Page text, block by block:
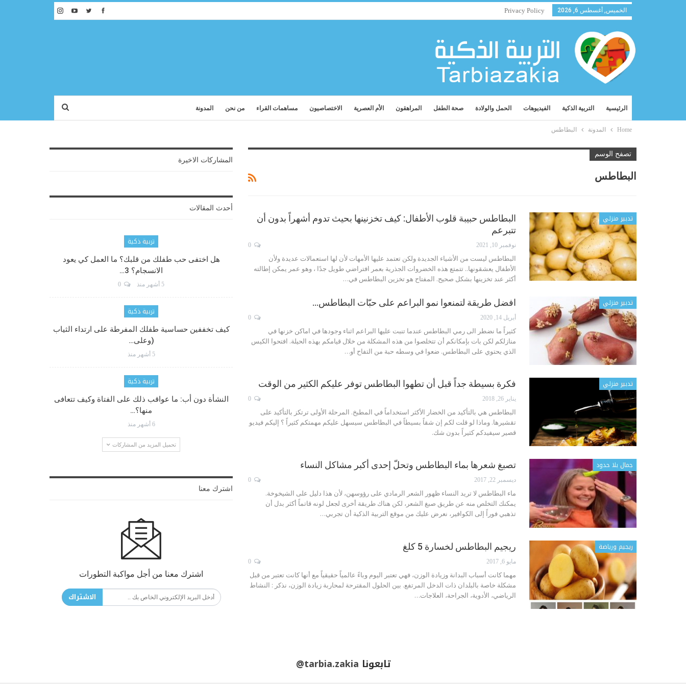
الخميس, أغسطس 6, 2026 Privacy Policy
الرئيسية التربية الذكية الفيديوهات الحمل والولادة صحة الطفل المراهقون الأم العصرية الاختصاصيون مساهمات القراء من نحن المدونة
Home المدونة البطاطس
تصفح الوسم
البطاطس
تدبير منزلي
البطاطس حبيبة قلوب الأطفال: كيف تخزنينها بحيث تدوم أشهراً بدون أن
تتبرعم
نوفمبر 10, 2021
البطاطس ليست من الأشياء الجديدة ولكن تعتمد عليها الأمهات لأن لها استعمالات عديدة ولأن
الأطفال يعشقونها.. تتمتع هذه الخضروات الجذرية بعمر افتراضي طويل جدًا ، وهو عمر يمكن إطالته
أكثر عند تخزينها بشكل صحيح. المفتاح هو تخزين البطاطس في…
تدبير منزلي افضل طريقة لتمنعوا نمو البراعم على حبّات البطاطس…
أبريل 14, 2020
كثيراً ما نضطر الى رمي البطاطس عندما تنبت عليها البراعم اثناء وجودها في اماكن خزنها في
منازلكم لكن بات بإمكانكم أن تتخلصوا من هذه المشكلة من خلال قيامكم بهذه الحيلة. افتحوا الكيس
الذي يحتوي على البطاطس. ضعوا في وسطه حبة من التفاح أو…
تدبير منزلي فكرة بسيطة جداً قبل أن تطهوا البطاطس توفر عليكم الكثير من الوقت
يناير 26, 2018
البطاطس هي بالتأكيد من الخضار الأكثر استخداماً في المطبخ. المرحلة الأولى ترتكز بالتأكيد على
تقشيرها. وماذا لو قلت لكم إن شقاً بسيطاً في البطاطس سيسهل عليكم مهمتكم كثيراً ؟ إليكم فيديو
قصير سيفيدكم كثيراً بدون شك.
جمال بلا حدود تصبغ شعرها بماء البطاطس وتحلّ إحدى أكبر مشاكل النساء
ديسمبر 22, 2017
ماء البطاطس لا تريد النساء ظهور الشعر الرمادي على رؤوسهن، لأن هذا دليل على الشيخوخة.
يمكنك التخلص منه عن طريق صبغ الشعر، لكن هناك طريقة أخرى لجعل لونه قاتماً أكثر بدل أن
تذهبي فوراً إلى الكوافير، نعرض عليك من موقع التربية الذكية أن تجربي…
ريجيم ورياضة ريجيم البطاطس لخسارة 5 كلغ
مايو 6, 2017
مهما كانت أسباب البدانة وزيادة الوزن، فهي تعتبر اليوم وباءً عالمياً حقيقياً مع أنها كانت تعتبر من قبل
مشكلة خاصة بالبلدان ذات الدخل المرتفع. بين الحلول المقترحة لمحاربة زيادة الوزن، نذكر : النشاط
الرياضي، الأدوية، الجراحة، العلاجات…
المشاركات الاخيرة
أحدث المقالات
تربية ذكية
هل اختفى حب طفلك من قلبك؟ ما العمل كي يعود
الانسجام؟ 3…
5 أشهر منذ
تربية ذكية
كيف تخففين حساسية طفلك المفرطة على ارتداء الثياب
(وعلى…
5 أشهر منذ
تربية ذكية
النشأة دون أب: ما عواقب ذلك على الفتاة وكيف تتعافى
منها؟…
6 أشهر منذ
تحميل المزيد من المشاركات
اشترك معنا
اشترك معنا من أجل مواكبة التطورات
الاشتراك
تابعونا @tarbia.zakia